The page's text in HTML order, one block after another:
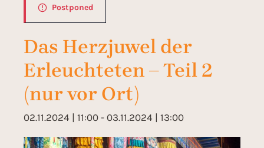
Postponed
Das Herzjuwel der
Erleuchteten – Teil 2
(nur vor Ort)
02.11.2024 | 11:00 - 03.11.2024 | 13:00